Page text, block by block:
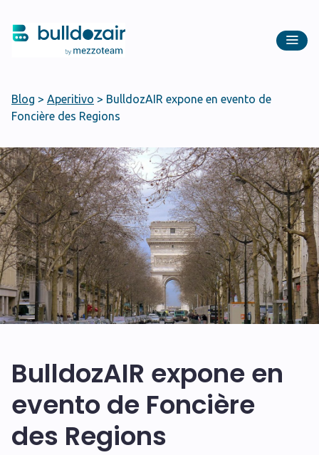
Blog > Aperitivo > BulldozAIR expone en evento de
Foncière des Regions
BulldozAIR expone en
evento de Foncière
des Regions